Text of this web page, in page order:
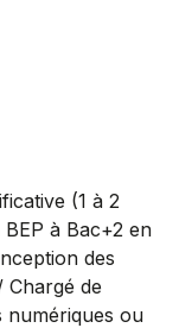
(1 à 2
à Bac+2 en
des
Chargé de
numériques ou